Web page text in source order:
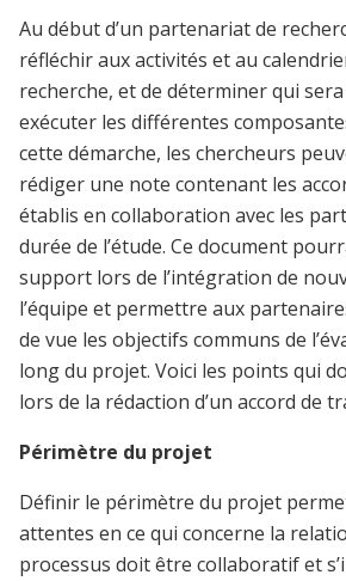
Au début d’un partenariat de
réfléchir aux activités et au
recherche, et de déterminer qui sera
exécuter les différentes
cette démarche, les chercheurs
rédiger une note contenant les
établis en collaboration avec les
durée de l’étude. Ce document
support lors de l’intégration de
l’équipe et permettre aux
de vue les objectifs communs de
long du projet. Voici les points qui
lors de la rédaction d’un accord de
Périmètre du projet
Définir le périmètre du projet
attentes en ce qui concerne la
processus doit être collaboratif et